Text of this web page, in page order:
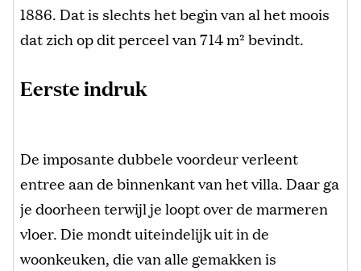
1886. Dat is slechts het begin van al het moois
dat zich op dit perceel van 714 m²bevindt.
Eerste indruk
De imposante dubbele voordeur verleent
entree aan de binnenkant van het villa. Daar ga
je doorheen terwijl je loopt over de marmeren
vloer. Die mondt uiteindelijk uit in de
woonkeuken, die van alle gemakken is